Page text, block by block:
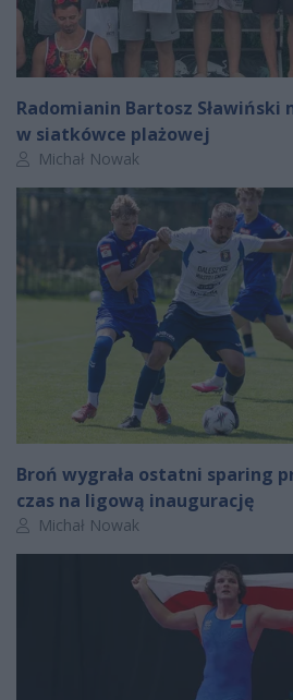
Radomianin Bartosz
w siatkówce plażowej
Autor artykułu:
Michał Nowak
Broń wygrała ostatni sparing
czas na ligową inaugurację
Autor artykułu:
Michał Nowak